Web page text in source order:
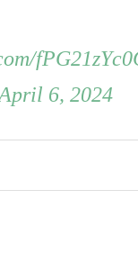
6, 2024